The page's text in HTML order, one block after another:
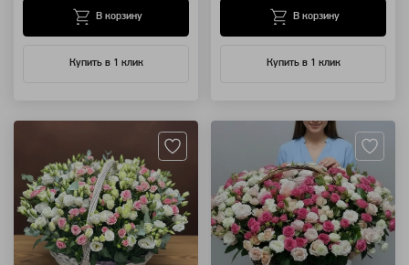
Купить в 1 клик
В корзину
Купить в 1 клик
В корзину